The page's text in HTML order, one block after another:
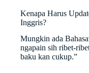
Kenapa Harus
Inggris?
Mungkin ada
ngapain sih ribet-
baku kan cukup.”